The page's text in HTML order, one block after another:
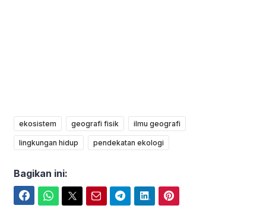
ekosistem geografi fisik ilmu geografi
lingkungan hidup pendekatan ekologi
Bagikan ini: